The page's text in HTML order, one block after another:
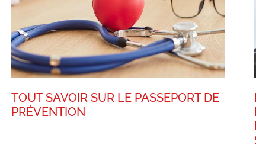
TOUT SAVOIR SUR LE PASSEPORT DE
PRÉVENTION